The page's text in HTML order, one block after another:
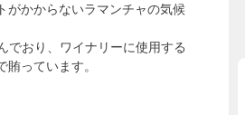
がかからないラマンチャの気候
でおり、ワイナリーに使用する
っています。